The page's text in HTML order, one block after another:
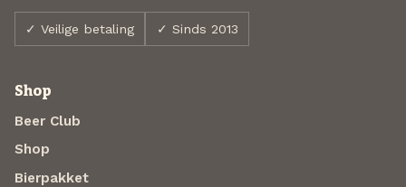
✓ Veilige betaling ✓ Sinds 2013
Shop
Beer Club
Shop
Bierpakket